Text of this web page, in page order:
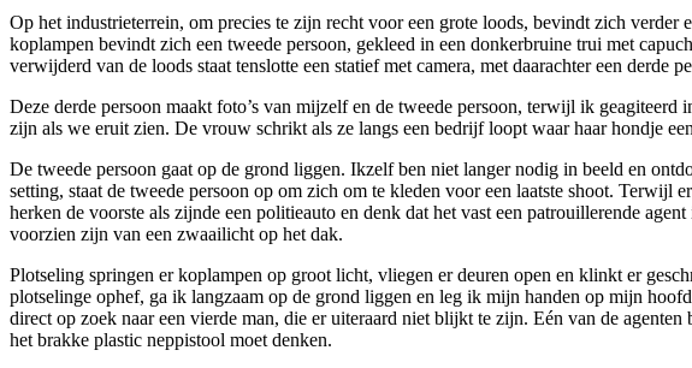
Op het industrieterrein, om precies te zijn recht voor een grote loods, bevindt zich
koplampen bevindt zich een tweede persoon, gekleed in een donkerbruine trui met
verwijderd van de loods staat tenslotte een statief met camera, met daarachter een derde
Deze derde persoon maakt foto’s van mijzelf en de tweede persoon, terwijl ik
zijn als we eruit zien. De vrouw schrikt als ze langs een bedrijf loopt waar haar hondje
De tweede persoon gaat op de grond liggen. Ikzelf ben niet langer nodig in beeld en
setting, staat de tweede persoon op om zich om te kleden voor een laatste shoot. Terwijl
herken de voorste als zijnde een politieauto en denk dat het vast een patrouillerende
voorzien zijn van een zwaailicht op het dak.
Plotseling springen er koplampen op groot licht, vliegen er deuren open en klinkt er
plotselinge ophef, ga ik langzaam op de grond liggen en leg ik mijn handen op mijn
direct op zoek naar een vierde man, die er uiteraard niet blijkt te zijn. Eén van de
het brakke plastic neppistool moet denken.